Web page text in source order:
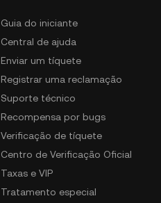
Guia do iniciante
Central de ajuda
Enviar um tíquete
Registrar uma reclamação
Suporte técnico
Recompensa por bugs
Verificação de tíquete
Centro de Verificação Oficial
Taxas e VIP
Tratamento especial